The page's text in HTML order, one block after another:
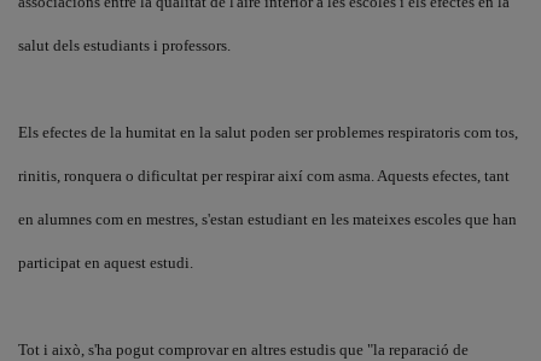
salut dels estudiants i professors.
Els efectes de la humitat en la salut poden ser problemes respiratoris com tos,
rinitis, ronquera o dificultat per respirar així com asma. Aquests efectes, tant
en alumnes com en mestres, s'estan estudiant en les mateixes escoles que han
participat en aquest estudi.
Tot i això, s'ha pogut comprovar en altres estudis que "la reparació de